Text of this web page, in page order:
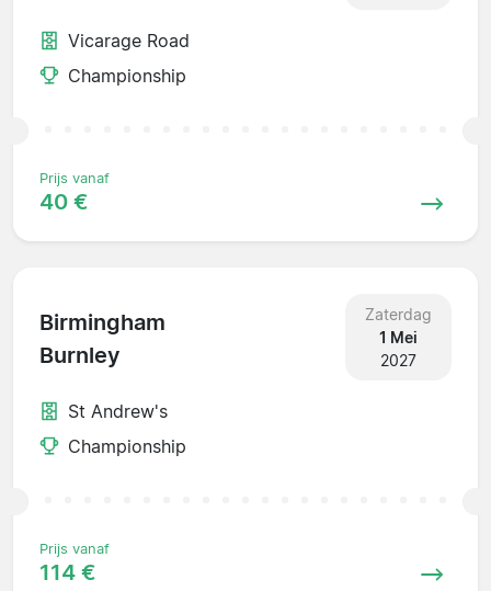
Vicarage Road
Championship
Prijs vanaf
40 €
Birmingham
Burnley
Zaterdag
1 Mei
2027
St Andrew's
Championship
Prijs vanaf
114 €